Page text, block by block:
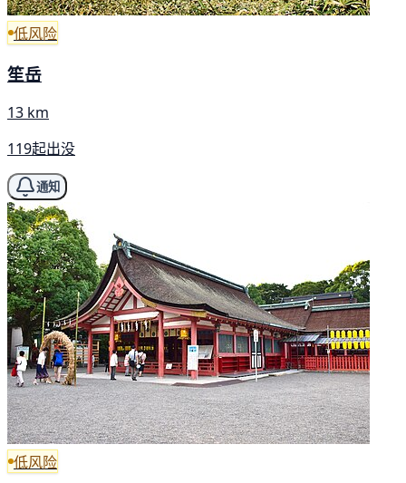
低风险
笙岳
13 km
119起出没
通知
低风险